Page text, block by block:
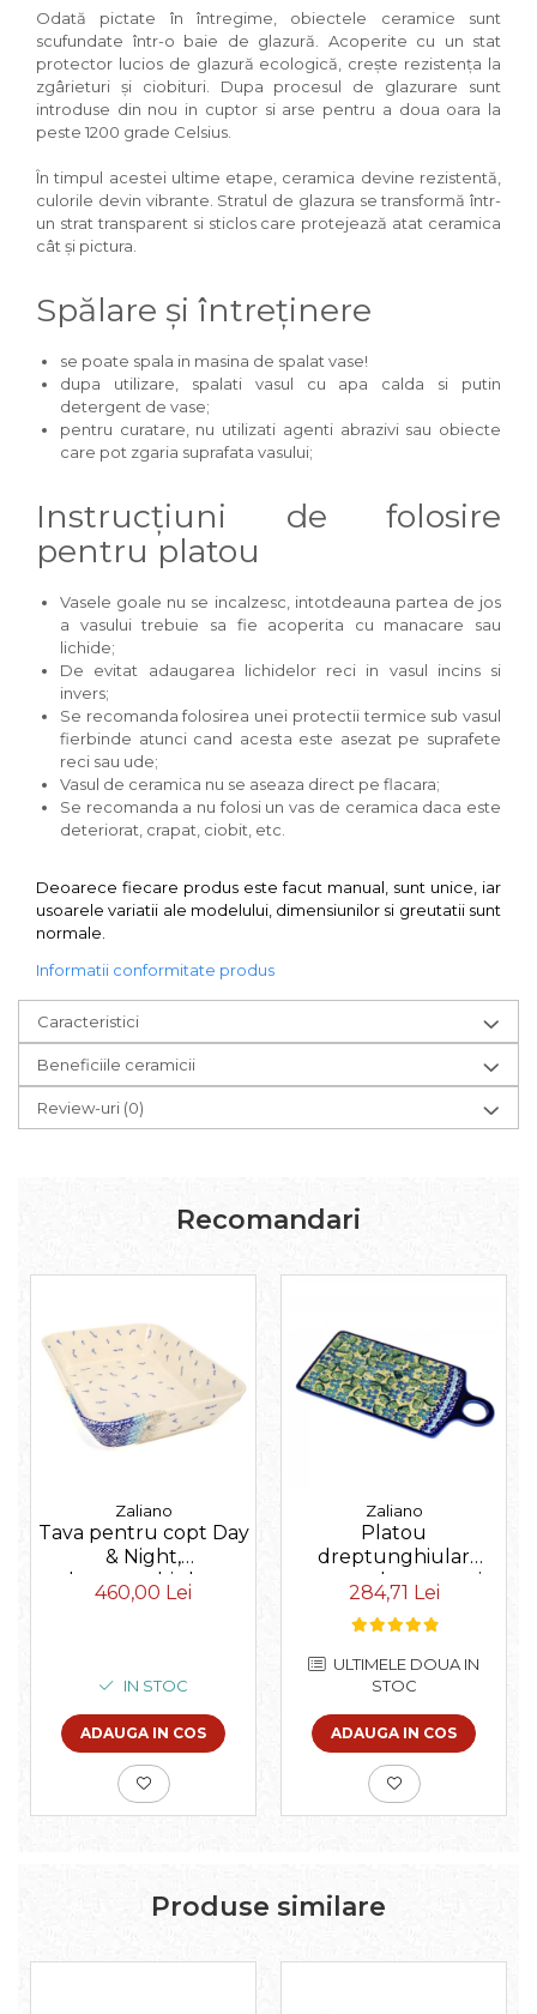
Odată pictate în întregime, obiectele ceramice sunt
scufundate într-o baie de glazură. Acoperite cu un stat
protector lucios de glazură ecologică, crește rezistența la
zgârieturi și ciobituri. Dupa procesul de glazurare sunt
introduse din nou in cuptor si arse pentru a doua oara la
peste 1200 grade Celsius.
În timpul acestei ultime etape, ceramica devine rezistentă,
culorile devin vibrante. Stratul de glazura se transformă într-
un strat transparent si sticlos care protejează atat ceramica
cât și pictura.
Spălare și întreținere
se poate spala in masina de spalat vase!
dupa utilizare, spalati vasul cu apa calda si putin
detergent de vase;
pentru curatare, nu utilizati agenti abrazivi sau obiecte
care pot zgaria suprafata vasului;
Instrucțiuni de folosire
pentru platou
Vasele goale nu se incalzesc, intotdeauna partea de jos
a vasului trebuie sa fie acoperita cu manacare sau
lichide;
De evitat adaugarea lichidelor reci in vasul incins si
invers;
Se recomanda folosirea unei protectii termice sub vasul
fierbinde atunci cand acesta este asezat pe suprafete
reci sau ude;
Vasul de ceramica nu se aseaza direct pe flacara;
Se recomanda a nu folosi un vas de ceramica daca este
deteriorat, crapat, ciobit, etc.
Deoarece fiecare produs este facut manual, sunt unice, iar
usoarele variatii ale modelului, dimensiunilor si greutatii sunt
normale.
Informatii conformitate produs
Caracteristici
Beneficiile ceramicii
Review-uri (0)
Recomandari
Zaliano
Tava pentru copt Day
& Night,
dreptunghiulara,
ceramica smaltuita,
460,00 Lei
IN STOC
ADAUGA IN COS
Zaliano
Platou
dreptunghiular
pentru branzeturi
Blossom, ceramica
smaltuita, pictat
manual, 14,3 x 28,5 cm
284,71 Lei
ULTIMELE DOUA IN
STOC
ADAUGA IN COS
Produse similare